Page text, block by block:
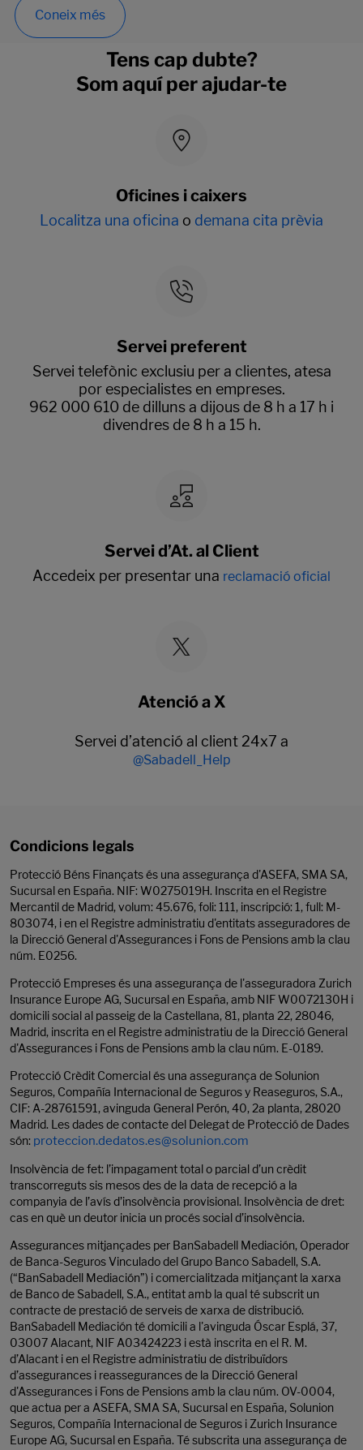
Coneix més
Tens cap dubte?
Som aquí per ajudar-te
Oficines i caixers
Localitza una oficina o demana cita prèvia
Servei preferent
Servei telefònic exclusiu per a clientes, atesa
por especialistes en empreses.
962 000 610 de dilluns a dijous de 8 h a 17 h i
divendres de 8 h a 15 h.
Servei d’At. al Client
Accedeix per presentar una reclamació oficial
Atenció a X
Servei d’atenció al client 24x7 a
@Sabadell_Help
Condicions legals
Protecció Béns Finançats és una assegurança d'ASEFA, SMA SA,
Sucursal en España. NIF: W0275019H. Inscrita en el Registre
Mercantil de Madrid, volum: 45.676, foli: 111, inscripció: 1, full: M-
803074, i en el Registre administratiu d'entitats asseguradores de
la Direcció General d'Assegurances i Fons de Pensions amb la clau
núm. E0256.
Protecció Empreses és una assegurança de l'asseguradora Zurich
Insurance Europe AG, Sucursal en España, amb NIF W0072130H i
domicili social al passeig de la Castellana, 81, planta 22, 28046,
Madrid, inscrita en el Registre administratiu de la Direcció General
d'Assegurances i Fons de Pensions amb la clau núm. E-0189.
Protecció Crèdit Comercial és una assegurança de Solunion
Seguros, Compañía Internacional de Seguros y Reaseguros, S.A.,
CIF: A-28761591, avinguda General Perón, 40, 2a planta, 28020
Madrid. Les dades de contacte del Delegat de Protecció de Dades
són: proteccion.dedatos.es@solunion.com
Insolvència de fet: l’impagament total o parcial d’un crèdit
transcorreguts sis mesos des de la data de recepció a la
companyia de l’avís d’insolvència provisional. Insolvència de dret:
cas en què un deutor inicia un procés social d’insolvència.
Assegurances mitjançades per BanSabadell Mediación, Operador
de Banca-Seguros Vinculado del Grupo Banco Sabadell, S.A.
(“BanSabadell Mediación”) i comercialitzada mitjançant la xarxa
de Banco de Sabadell, S.A., entitat amb la qual té subscrit un
contracte de prestació de serveis de xarxa de distribució.
BanSabadell Mediación té domicili a l'avinguda Óscar Esplá, 37,
03007 Alacant, NIF A03424223 i està inscrita en el R. M.
d’Alacant i en el Registre administratiu de distribuïdors
d’assegurances i reassegurances de la Direcció General
d'Assegurances i Fons de Pensions amb la clau núm. OV-0004,
que actua per a ASEFA, SMA SA, Sucursal en España, Solunion
Seguros, Compañía Internacional de Seguros i Zurich Insurance
Europe AG, Sucursal en España. Té subscrita una assegurança de